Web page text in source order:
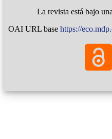
La revista está bajo
OAI URL base https://